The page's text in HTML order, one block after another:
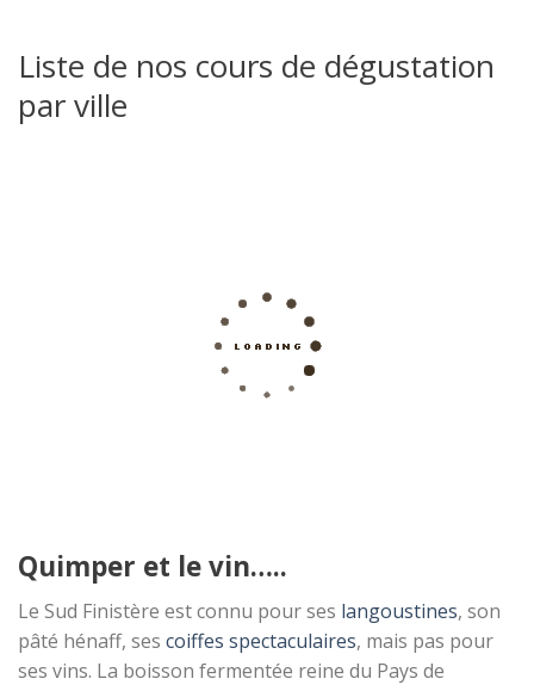
Liste de nos cours de dégustation
par ville
Quimper et le vin…..
Le Sud Finistère est connu pour ses langoustines, son
pâté hénaff, ses coiffes spectaculaires, mais pas pour
ses vins. La boisson fermentée reine du Pays de